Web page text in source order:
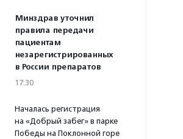
Минздрав уточнил
правила передачи
пациентам
незарегистрированных
в России препаратов
17:30
Началась регистрация
на «Добрый забег» в парке
Победы на Поклонной горе